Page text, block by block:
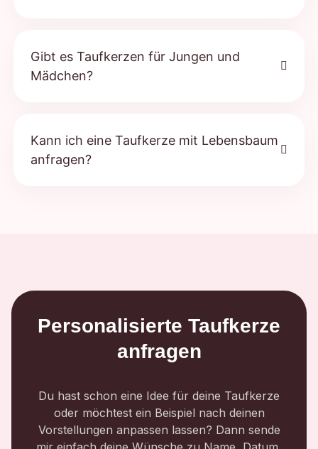
Gibt es Taufkerzen für Jungen und
Mädchen?
Kann ich eine Taufkerze mit Lebensbaum
anfragen?
Personalisierte Taufkerze
anfragen
Du hast schon eine Idee für deine Taufkerze
oder möchtest ein Beispiel nach deinen
Vorstellungen anpassen lassen? Dann sende